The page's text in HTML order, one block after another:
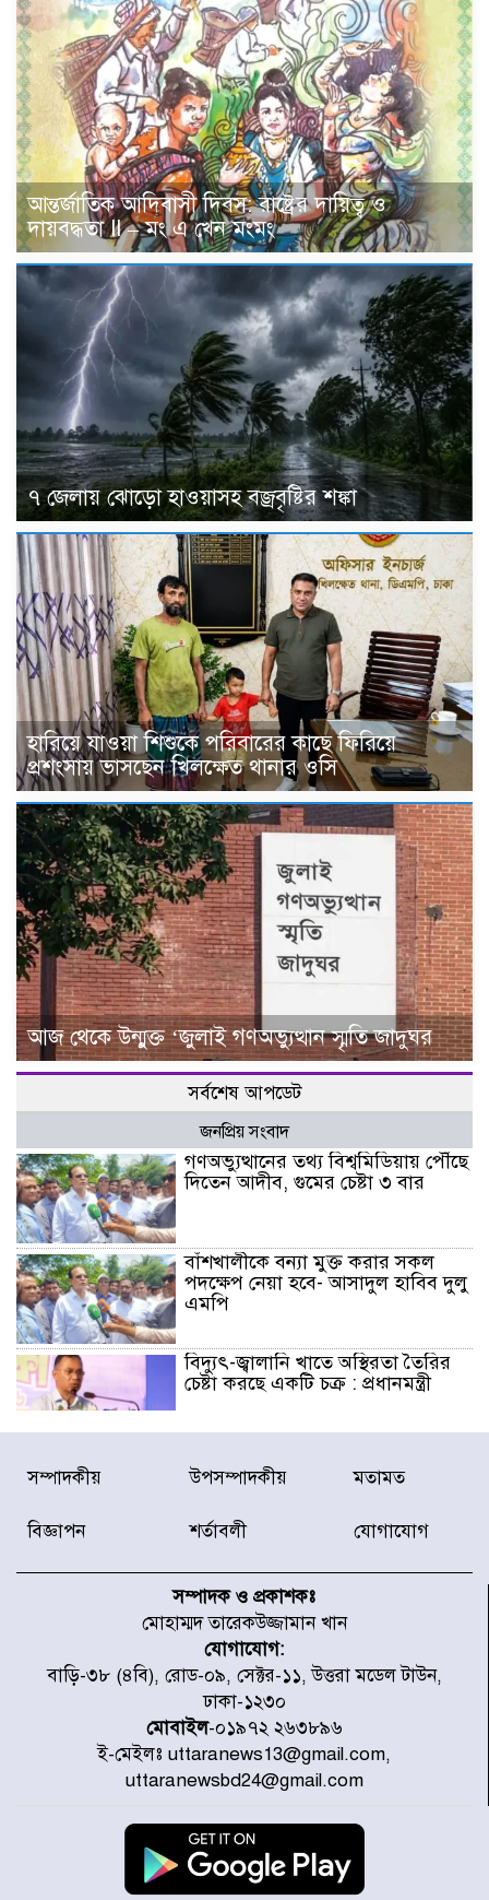
আন্তর্জাতিক আদিবাসী দিবস: রাষ্ট্রের দায়িত্ব ও
দায়বদ্ধতা II – মং এ খেন মংমং
৭ জেলায় ঝোড়ো হাওয়াসহ বজ্রবৃষ্টির শঙ্কা
হারিয়ে যাওয়া শিশুকে পরিবারের কাছে ফিরিয়ে
প্রশংসায় ভাসছেন খিলক্ষেত থানার ওসি
আজ থেকে উন্মুক্ত ‘জুলাই গণঅভ্যুত্থান স্মৃতি জাদুঘর
সর্বশেষ আপডেট
জনপ্রিয় সংবাদ
গণঅভ্যুত্থানের তথ্য বিশ্বমিডিয়ায় পৌঁছে
দিতেন আদীব, গুমের চেষ্টা ৩ বার
বাঁশখালীকে বন্যা মুক্ত করার সকল
পদক্ষেপ নেয়া হবে- আসাদুল হাবিব দুলু
এমপি
বিদ্যুৎ-জ্বালানি খাতে অস্থিরতা তৈরির
চেষ্টা করছে একটি চক্র : প্রধানমন্ত্রী
টাইফুন ‘ডলফিনের’ আঘাতে জাপানে
৫ আহত, চীনে বন্দর বন্ধ
বরাদ্দের ঘোষণা স্থানীয় সরকার মন্ত্রীর
জুলাই জাদুঘর ঘুরে দেখলেন এনসিপি
নেতারা
যুক্তরাষ্ট্রে দাবানল নেভাতে গিয়ে
হেলিকপ্টার বিধ্বস্ত, নিহত ১
মজুদদারের সর্বোচ্চ শাস্তি মৃত্যুদণ্ড, তাই
ভেবে মজুদ করবেন : আইনমন্ত্রী
সম্পাদকীয় উপসম্পাদকীয় মতামত
বিজ্ঞাপন শর্তাবলী যোগাযোগ
সম্পাদক ও প্রকাশকঃ
মোহাম্মদ তারেকউজ্জামান খান
যোগাযোগ:
বাড়ি-৩৮ (৪বি), রোড-০৯, সেক্টর-১১, উত্তরা মডেল টাউন,
ঢাকা-১২৩০
মোবাইল-০১৯৭২ ২৬৩৮৯৬
ই-মেইলঃ uttaranews13@gmail.com,
uttaranewsbd24@gmail.com